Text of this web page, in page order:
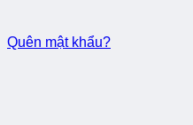
Quên mật khẩu?